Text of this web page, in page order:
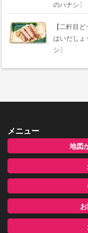
のハナシ〕
【二軒目
はいだしょ
シ〕
メニュー
地図